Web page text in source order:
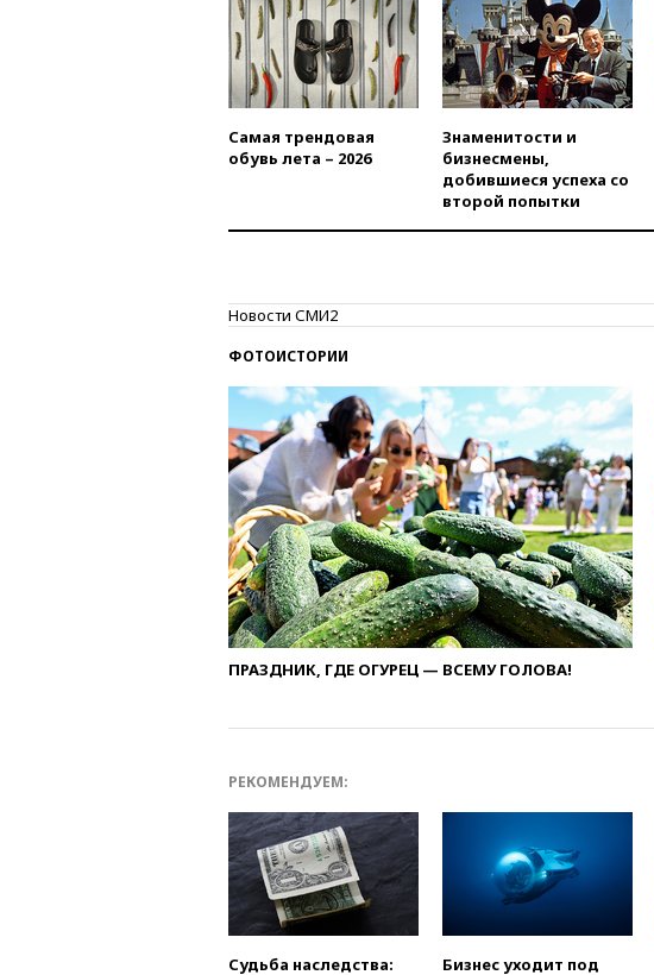
Самая трендовая
обувь лета – 2026
Знаменитости и
бизнесмены,
добившиеся успеха со
второй попытки
Новости СМИ2
ФОТОИСТОРИИ
ПРАЗДНИК, ГДЕ ОГУРЕЦ — ВСЕМУ ГОЛОВА!
РЕКОМЕНДУЕМ:
Судьба наследства:
Бизнес уходит под